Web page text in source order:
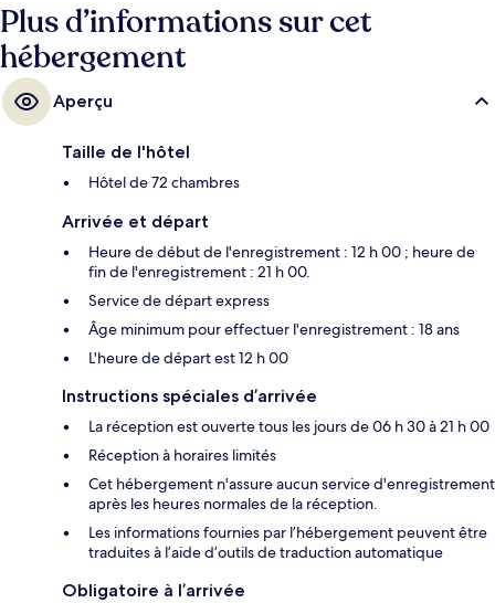
Plus d’informations sur cet
hébergement
Aperçu
Taille de l'hôtel
Hôtel de 72 chambres
Arrivée et départ
Heure de début de l'enregistrement : 12 h 00 ; heure de
fin de l'enregistrement : 21 h 00.
Service de départ express
Âge minimum pour effectuer l'enregistrement : 18 ans
L'heure de départ est 12 h 00
Instructions spéciales d’arrivée
La réception est ouverte tous les jours de 06 h 30 à 21 h 00
Réception à horaires limités
Cet hébergement n'assure aucun service d'enregistrement
après les heures normales de la réception.
Les informations fournies par l’hébergement peuvent être
traduites à l’aide d’outils de traduction automatique
Obligatoire à l’arrivée